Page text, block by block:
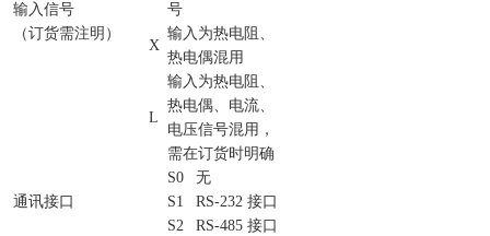
输入信号
（订货需注明）
号
X
输入为热电阻、
热电偶混用
L
输入为热电阻、
热电偶、电流、
电压信号混用，
需在订货时明确
通讯接口
S0
无
S1
RS-232 接口
S2
RS-485 接口